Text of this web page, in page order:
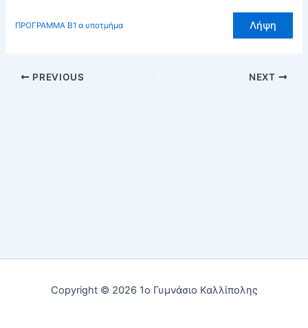
ΠΡΟΓΡΑΜΜΑ Β1 α υποτμήμα Λήψη
PREVIOUS NEXT
Copyright © 2026 1ο Γυμνάσιο Καλλίπολης